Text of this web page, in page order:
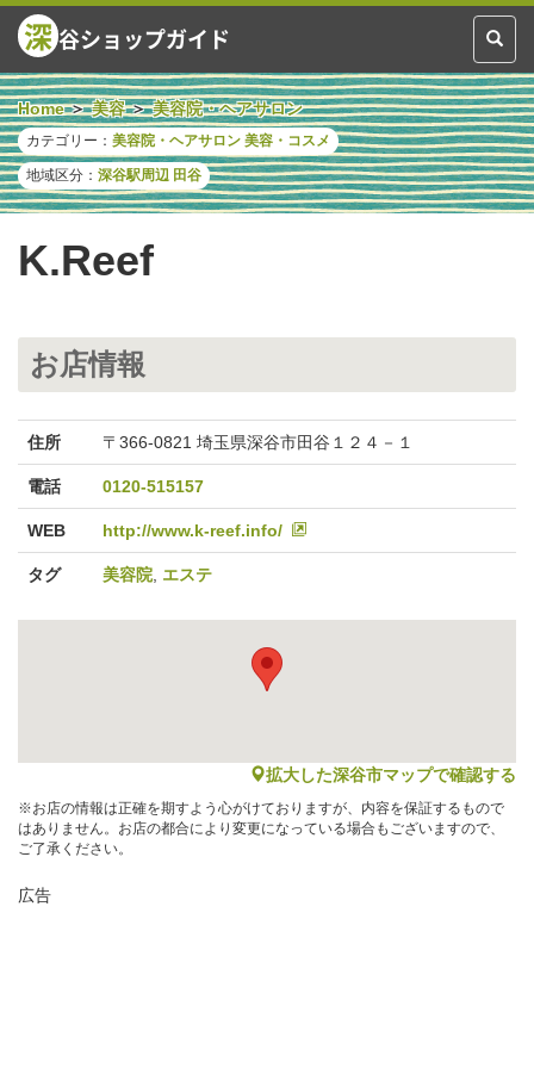
Toggle
深 谷ショップガイド
Home 美容 美容院・ヘアサロン
カテゴリー： 美容院・ヘアサロン 美容・コスメ
地域区分： 深谷駅周辺 田谷
K.Reef
お店情報
住所 〒366-0821 埼玉県深谷市田谷１２４－１
電話 0120-515157
WEB http://www.k-reef.info/
タグ 美容院 エステ
map
拡大した深谷市マップで確認する
※お店の情報は正確を期すよう心がけておりますが、内容を保証するもので
はありません。お店の都合により変更になっている場合もございますので、
ご了承ください。
広告